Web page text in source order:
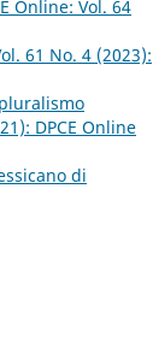
Online: Vol. 64
61 No. 4 (2023):
DPCE Online
di